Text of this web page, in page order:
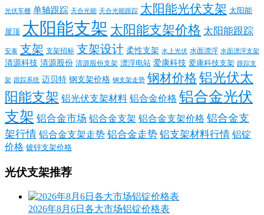
光伏车棚 单轴跟踪 天合光能 天合光能跟踪 太阳能光伏支架 太阳能
屋顶 太阳能支架 太阳能支架价格 太阳能跟踪
安泰 支架 支架招标 支架设计 柔性支架 水上光伏 水面漂浮 水面漂浮支架
清源科技 清源股份 清源股份支架 漂浮电站 爱康科技 爱康科技支架 跟踪支
架 跟踪系统 迈贝特 钢支架价格 钢支架走势 钢材价格 铝光伏太
阳能支架 铝光伏支架材料 铝合金价格 铝合金光伏
支架 铝合金市场 铝合金支架 铝合金支架价格 铝合金支
架行情 铝合金支架走势 铝合金走势 铝支架材料行情 铝锭
价格 镀锌支架价格
光伏支架推荐
2026年8月6日各大市场铝锭价格表